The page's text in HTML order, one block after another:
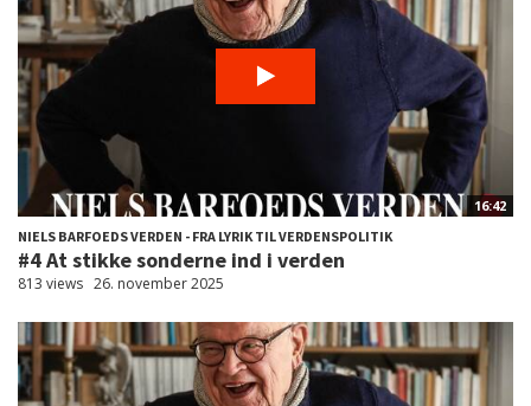
16:42
NIELS BARFOEDS VERDEN - FRA LYRIK TIL VERDENSPOLITIK
#4 At stikke sonderne ind i verden
813 views 26. november 2025